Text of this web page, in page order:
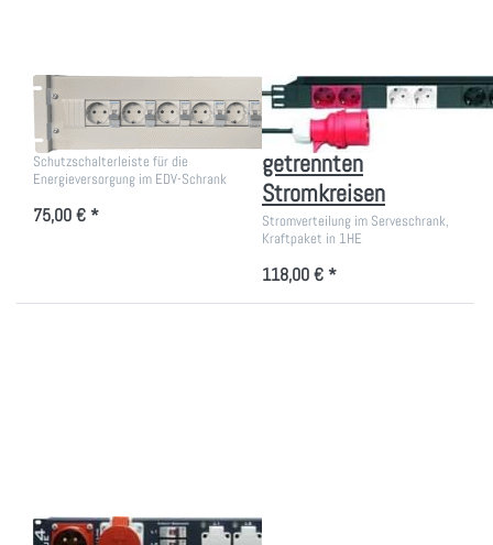
19 Zoll
Netzanschlussmodul
Schutzschalterleiste für die
Energieversorgung im EDV-Schrank
75,00 € *
Stromverteiler 19
Zoll 1 HE mit 3
getrennten
Stromkreisen
Stromverteilung im Serveschrank,
Kraftpaket in 1HE
118,00 € *